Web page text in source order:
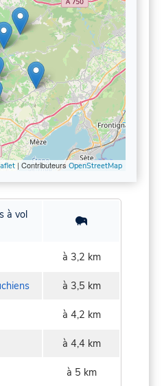
| Contributeurs OpenStreetMap
à vol
à 3,2 km
à 3,5 km
à 4,2 km
à 4,4 km
à 5 km